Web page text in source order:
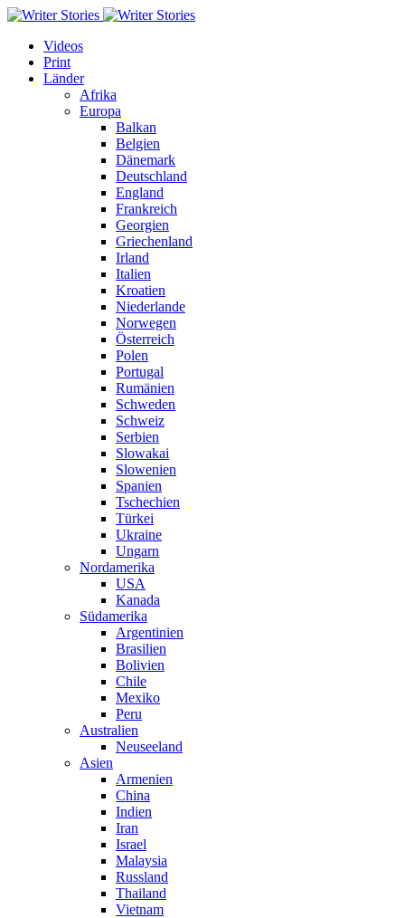
Videos
Print
Länder
Afrika
Europa
Balkan
Belgien
Dänemark
Deutschland
England
Frankreich
Georgien
Griechenland
Irland
Italien
Kroatien
Niederlande
Norwegen
Österreich
Polen
Portugal
Rumänien
Schweden
Schweiz
Serbien
Slowakai
Slowenien
Spanien
Tschechien
Türkei
Ukraine
Ungarn
Nordamerika
USA
Kanada
Südamerika
Argentinien
Brasilien
Bolivien
Chile
Mexiko
Peru
Australien
Neuseeland
Asien
Armenien
China
Indien
Iran
Israel
Malaysia
Russland
Thailand
Vietnam